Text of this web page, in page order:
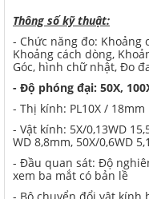
Thông số kỹ thuật:
- Chức năng đo: Khoảng
Khoảng cách dòng,
Góc, hình chữ nhật, Đo
- Độ phóng đại: 50X,
- Thị kính: PL10X / 18mm
- Vật kính: 5X/0,13WD
WD 8,8mm, 50X/0,6WD
- Đầu quan sát: Độ
xem ba mắt có bản lề